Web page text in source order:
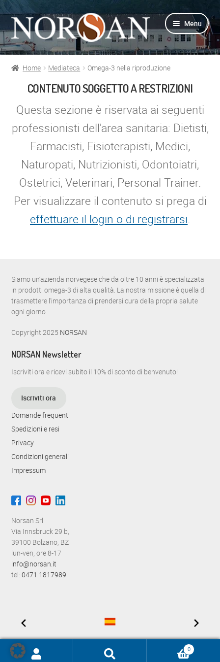
Vai
alla
navigazione
Vai
al
contenuto
Menu
Info Omega-3
Supporto
Per Esperti
Home Mediateca Omega-3 nella riproduzione
CONTENUTO SOGGETTO A RESTRIZIONI
Questa sezione è riservata ai seguenti
professionisti dell'area sanitaria: Dietisti,
Farmacisti, Fisioterapisti, Medici,
Naturopati, Nutrizionisti, Odontoiatri,
Ostetrici, Veterinari, Personal Trainer.
Per visualizzare il contenuto si prega di
effettuare il login o di registrarsi.
Siamo un’azienda norvegese che da oltre 10 anni è specializzata
in prodotti omega-3 di alta qualità. La nostra missione è quella di
trasmettere l’importanza di prendersi cura della propria salute
ogni giorno.
Copyright 2025 NORSAN
NORSAN Newsletter
Iscriviti ora e ricevi subito il 10% di sconto di benvenuto!
Iscriviti ora
Domande frequenti
Spedizioni e resi
Privacy
Condizioni generali
Impressum
Norsan Srl
Via Innsbruck 29 b,
39100 Bolzano, BZ
lun-ven, ore 8-17
info@norsan.it
tel: 0471 1817989
Ricerca
0